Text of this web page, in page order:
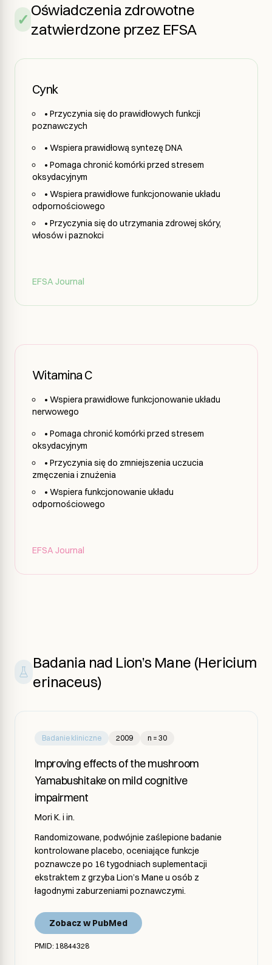
✓
Oświadczenia zdrowotne
zatwierdzone przez EFSA
Cynk
• Przyczynia się do prawidłowych funkcji
poznawczych
• Wspiera prawidłową syntezę DNA
• Pomaga chronić komórki przed stresem
oksydacyjnym
• Wspiera prawidłowe funkcjonowanie układu
odpornościowego
• Przyczynia się do utrzymania zdrowej skóry,
włosów i paznokci
EFSA Journal
Witamina C
• Wspiera prawidłowe funkcjonowanie układu
nerwowego
• Pomaga chronić komórki przed stresem
oksydacyjnym
• Przyczynia się do zmniejszenia uczucia
zmęczenia i znużenia
• Wspiera funkcjonowanie układu
odpornościowego
EFSA Journal
Badania nad Lion’s Mane (Hericium
erinaceus)
Badanie kliniczne 2009 n = 30
Improving effects of the mushroom
Yamabushitake on mild cognitive
impairment
Mori K. i in.
Randomizowane, podwójnie zaślepione badanie
kontrolowane placebo, oceniające funkcje
poznawcze po 16 tygodniach suplementacji
ekstraktem z grzyba Lion’s Mane u osób z
łagodnymi zaburzeniami poznawczymi.
Zobacz w PubMed
PMID: 18844328